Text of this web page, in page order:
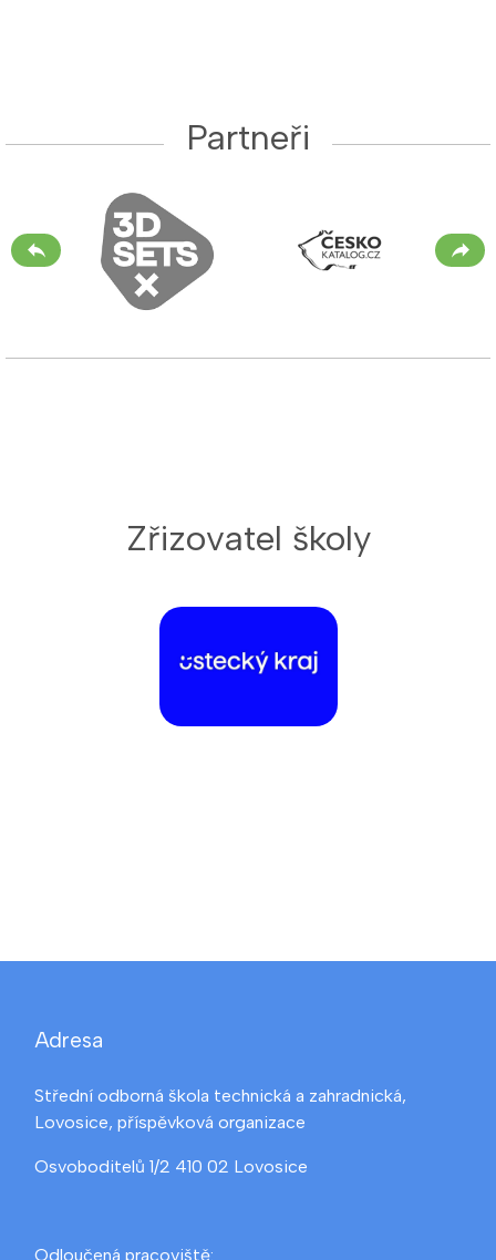
Partneři
Zřizovatel školy
Adresa
Střední odborná škola technická a zahradnická,
Lovosice, příspěvková organizace
Osvoboditelů 1/2 410 02 Lovosice
Odloučená pracoviště: